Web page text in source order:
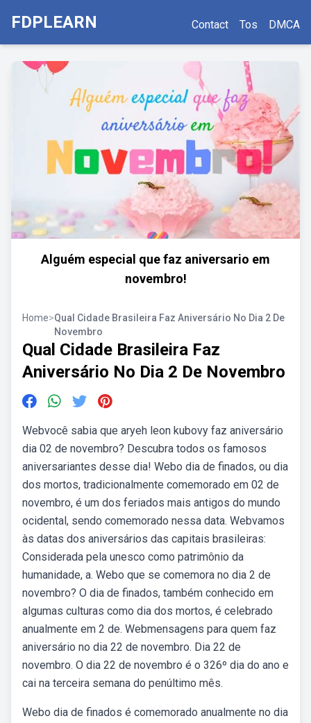
FDPLEARN Contact Tos DMCA
Alguém especial que faz aniversario em
novembro!
Home>Qual Cidade Brasileira Faz Aniversário No Dia 2 De
Novembro
Qual Cidade Brasileira Faz
Aniversário No Dia 2 De Novembro
Webvocê sabia que aryeh leon kubovy faz aniversário
dia 02 de novembro? Descubra todos os famosos
aniversariantes desse dia! Webo dia de finados, ou dia
dos mortos, tradicionalmente comemorado em 02 de
novembro, é um dos feriados mais antigos do mundo
ocidental, sendo comemorado nessa data. Webvamos
às datas dos aniversários das capitais brasileiras:
Considerada pela unesco como patrimônio da
humanidade, a. Webo que se comemora no dia 2 de
novembro? O dia de finados, também conhecido em
algumas culturas como dia dos mortos, é celebrado
anualmente em 2 de. Webmensagens para quem faz
aniversário no dia 22 de novembro. Dia 22 de
novembro. O dia 22 de novembro é o 326º dia do ano e
cai na terceira semana do penúltimo mês.
Webo dia de finados é comemorado anualmente no dia